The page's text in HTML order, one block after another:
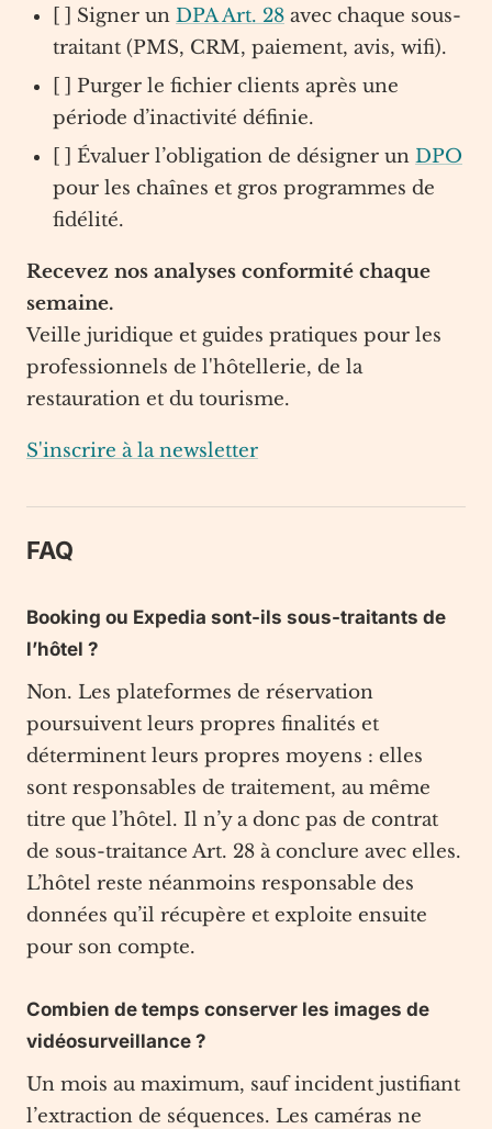
[ ] Signer un DPA Art. 28 avec chaque sous-
traitant (PMS, CRM, paiement, avis, wifi).
[ ] Purger le fichier clients après une
période d’inactivité définie.
[ ] Évaluer l’obligation de désigner un DPO
pour les chaînes et gros programmes de
fidélité.
Recevez nos analyses conformité chaque
semaine.
Veille juridique et guides pratiques pour les
professionnels de l'hôtellerie, de la
restauration et du tourisme.
S'inscrire à la newsletter
FAQ
Booking ou Expedia sont-ils sous-traitants de
l’hôtel ?
Non. Les plateformes de réservation
poursuivent leurs propres finalités et
déterminent leurs propres moyens : elles
sont responsables de traitement, au même
titre que l’hôtel. Il n’y a donc pas de contrat
de sous-traitance Art. 28 à conclure avec elles.
L’hôtel reste néanmoins responsable des
données qu’il récupère et exploite ensuite
pour son compte.
Combien de temps conserver les images de
vidéosurveillance ?
Un mois au maximum, sauf incident justifiant
l’extraction de séquences. Les caméras ne